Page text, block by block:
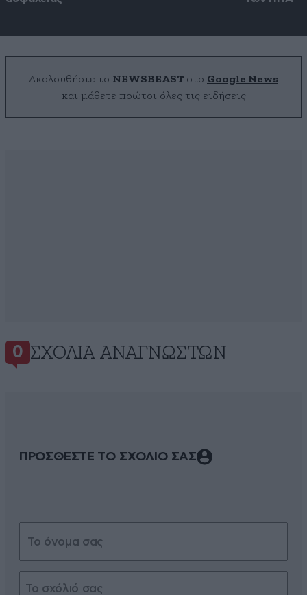
Ακολουθήστε το NEWSBEAST στο Google News
και μάθετε πρώτοι όλες τις ειδήσεις
0 ΣΧΌΛΙΑ ΑΝΑΓΝΩΣΤΏΝ
ΠΡΟΣΘΕΣΤΕ ΤΟ ΣΧΟΛΙΟ ΣΑΣ